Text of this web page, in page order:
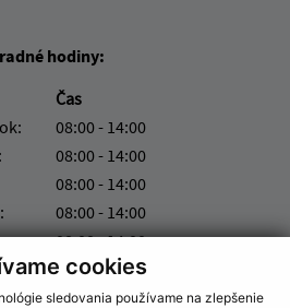
cookies
sledovania používame na zlepšenie
hodiny:
Čas
08:00 - 14:00
08:00 - 14:00
08:00 - 14:00
08:00 - 14:00
08:00 - 14:00
Kontakt: